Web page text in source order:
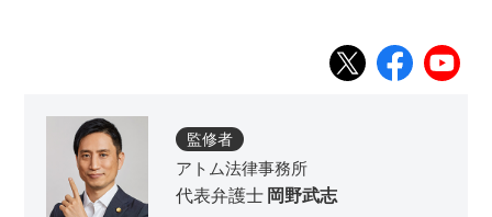
監修者
アトム法律事務所
代表弁護士 岡野武志